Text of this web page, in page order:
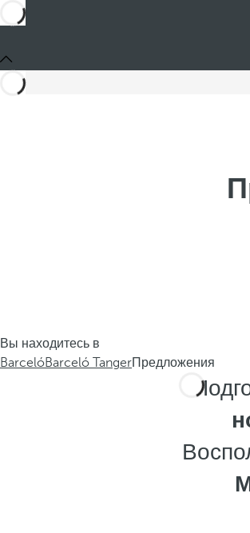
Вы находитесь в
BarcelóBarceló TangerПредложения